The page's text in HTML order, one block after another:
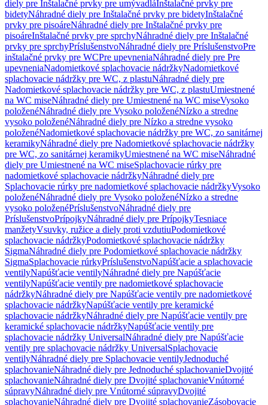
diely pre Inštalačné prvky pre umývadláInštalačné prvky pre
bidetyNáhradné diely pre Inštalačné prvky pre bidetyInštalačné
prvky pre pisoáreNáhradné diely pre Inštalačné prvky pre
pisoáreInštalačné prvky pre sprchyNáhradné diely pre Inštalačné
prvky pre sprchyPríslušenstvoNáhradné diely pre PríslušenstvoPre
inštalačné prvky pre WCPre upevneniaNáhradné diely pre Pre
upevneniaNadomietkové splachovacie nádržkyNadomietkové
splachovacie nádržky pre WC, z plastuNáhradné diely pre
Nadomietkové splachovacie nádržky pre WC, z plastuUmiestnené
na WC miseNáhradné diely pre Umiestnené na WC miseVysoko
položenéNáhradné diely pre Vysoko položenéNízko a stredne
vysoko položenéNáhradné diely pre Nízko a stredne vysoko
položenéNadomietkové splachovacie nádržky pre WC, zo sanitárnej
keramikyNáhradné diely pre Nadomietkové splachovacie nádržky
pre WC, zo sanitárnej keramikyUmiestnené na WC miseNáhradné
diely pre Umiestnené na WC miseSplachovacie rúrky pre
nadomietkové splachovacie nádržkyNáhradné diely pre
Splachovacie rúrky pre nadomietkové splachovacie nádržkyVysoko
položenéNáhradné diely pre Vysoko položenéNízko a stredne
vysoko položenéPríslušenstvoNáhradné diely pre
PríslušenstvoPrípojkyNáhradné diely pre PrípojkyTesniace
manžetyVsuvky, ružice a diely proti vzdutiuPodomietkové
splachovacie nádržkyPodomietkové splachovacie nádržky
SigmaNáhradné diely pre Podomietkové splachovacie nádržky
SigmaSplachovacie rúrkyPríslušenstvoNapúšťacie a splachovacie
ventilyNapúšťacie ventilyNáhradné diely pre Napúšťacie
ventilyNapúšťacie ventily pre nadomietkové splachovacie
nádržkyNáhradné diely pre Napúšťacie ventily pre nadomietkové
splachovacie nádržkyNapúšťacie ventily pre keramické
splachovacie nádržkyNáhradné diely pre Napúšťacie ventily pre
keramické splachovacie nádržkyNapúšťacie ventily pre
splachovacie nádržky UniversalNáhradné diely pre Napúšťacie
ventily pre splachovacie nádržky UniversalSplachovacie
ventilyNáhradné diely pre Splachovacie ventilyJednoduché
splachovanieNáhradné diely pre Jednoduché splachovanieDvojité
splachovanieNáhradné diely pre Dvojité splachovanieVnútorné
súpravyNáhradné diely pre Vnútorné súpravyDvojité
splachovanieNáhradné diely pre Dvojité splachovanieZásobovacie